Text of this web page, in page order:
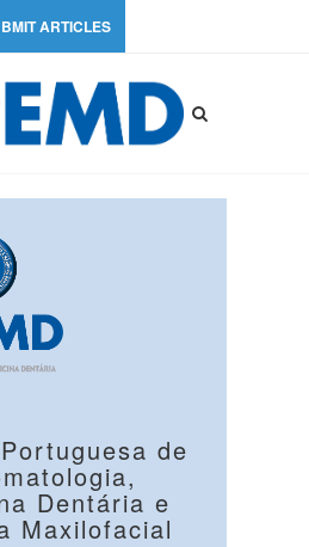
ARTICLES
de
Dentária e
Maxilofacial